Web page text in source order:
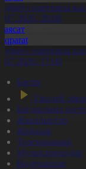
партиясы
20:08
партиясы
17:00
Басты
Тікелей эфир
Бағдарлама
Жаңалықтар
Жобалар
Телехикаялар
Мультсериалдар
Видеоархив